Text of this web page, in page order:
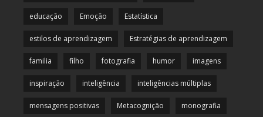
educação Emoção Estatística
estilos de aprendizagem Estratégias de aprendizagem
familia filho fotografia humor imagens
inspiração inteligência inteligências múltiplas
mensagens positivas Metacognição monografia